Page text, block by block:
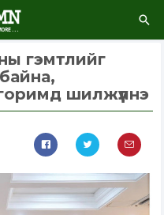
гэмтлийг
шилжүүлнэ